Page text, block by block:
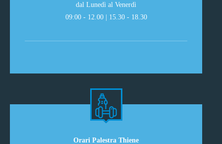
dal Lunedì al Venerdì
09:00 - 12.00 | 15.30 - 18.30
Orari Palestra Thiene